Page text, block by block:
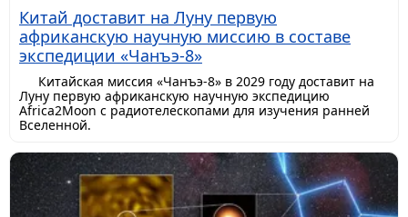
Китай доставит на Луну первую
африканскую научную миссию в составе
экспедиции «Чанъэ-8»
Китайская миссия «Чанъэ-8» в 2029 году доставит на
Луну первую африканскую научную экспедицию
Africa2Moon с радиотелескопами для изучения ранней
Вселенной.